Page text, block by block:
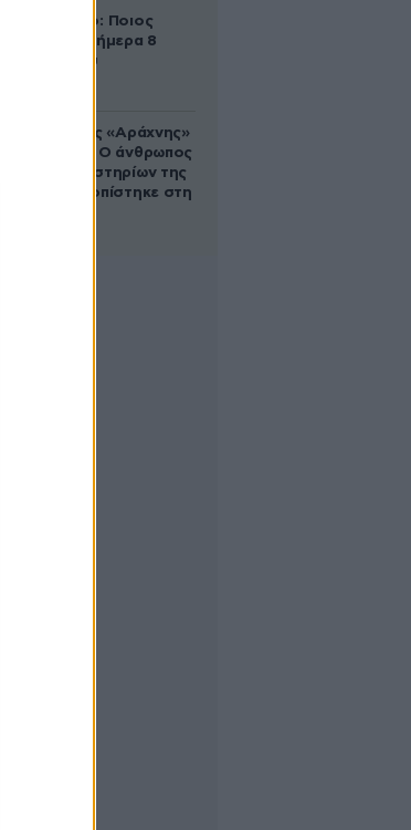
Εορτολόγιο: Ποιος
γιορτάζει σήμερα 8
Αυγούστου
Στα ίχνη της «Αράχνης»
του Άσαντ: Ο άνθρωπος
των βασανιστηρίων της
Συρίας εντοπίστηκε στη